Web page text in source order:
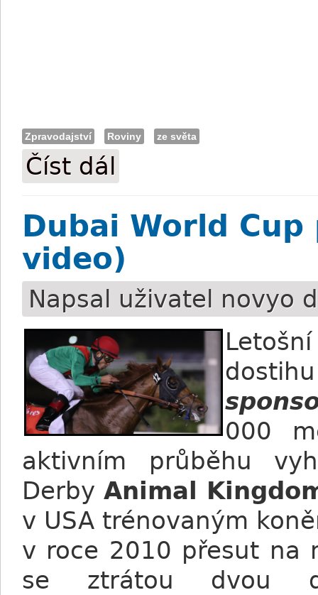
Zpravodajství Roviny ze světa
Číst dál
Dubai World
video)
Napsal uživatel novyo
000
aktivním průběhu
Derby Animal
v USA trénovaným
v roce 2010 přesut na
se ztrátou dvou